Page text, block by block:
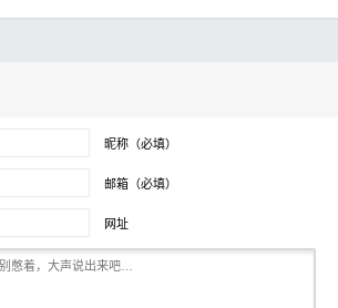
昵称（必填）
邮箱（必填）
网址